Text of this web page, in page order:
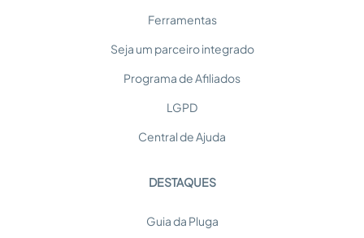
Ferramentas
Seja um parceiro integrado
Programa de Afiliados
LGPD
Central de Ajuda
DESTAQUES
Guia da Pluga